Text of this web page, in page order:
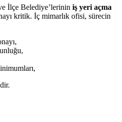
İlçe Belediye’lerinin iş yeri açma
kritik. İç mimarlık ofisi, sürecin